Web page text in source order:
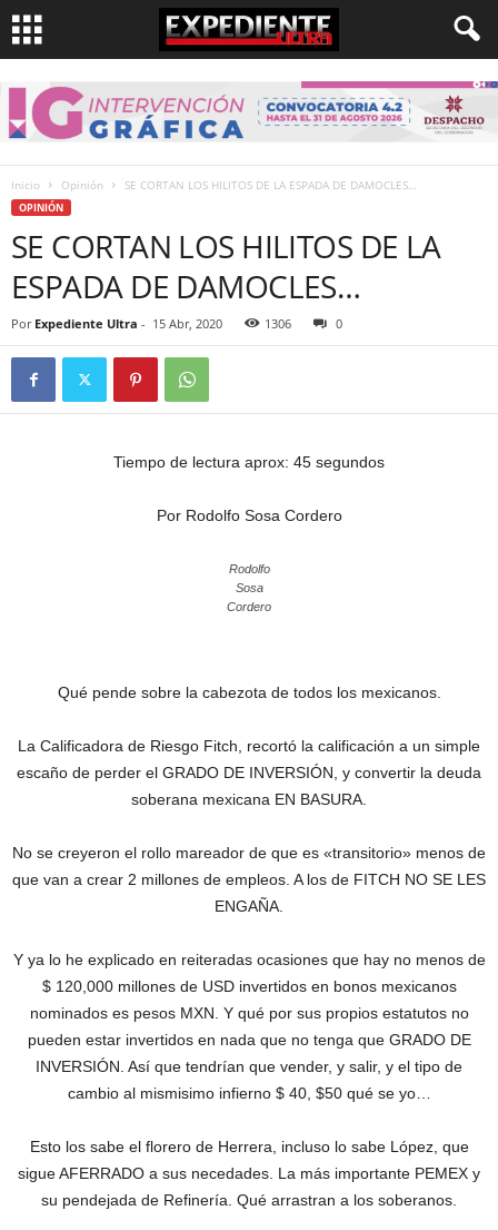
Inicio Opinión SE CORTAN LOS HILITOS DE LA ESPADA DE DAMOCLES…
OPINIÓN
SE CORTAN LOS HILITOS DE LA
ESPADA DE DAMOCLES…
Por Expediente Ultra - 15 Abr, 2020 1306 0
Tiempo de lectura aprox: 45 segundos
Por Rodolfo Sosa Cordero
Rodolfo
Sosa
Cordero
Qué pende sobre la cabezota de todos los mexicanos.
La Calificadora de Riesgo Fitch, recortó la calificación a un simple
escaño de perder el GRADO DE INVERSIÓN, y convertir la deuda
soberana mexicana EN BASURA.
No se creyeron el rollo mareador de que es «transitorio» menos de
que van a crear 2 millones de empleos. A los de FITCH NO SE LES
ENGAÑA.
Y ya lo he explicado en reiteradas ocasiones que hay no menos de
$ 120,000 millones de USD invertidos en bonos mexicanos
nominados es pesos MXN. Y qué por sus propios estatutos no
pueden estar invertidos en nada que no tenga que GRADO DE
INVERSIÓN. Así que tendrían que vender, y salir, y el tipo de
cambio al mismisimo infierno $ 40, $50 qué se yo…
Esto los sabe el florero de Herrera, incluso lo sabe López, que
sigue AFERRADO a sus necedades. La más importante PEMEX y
su pendejada de Refinería. Qué arrastran a los soberanos.